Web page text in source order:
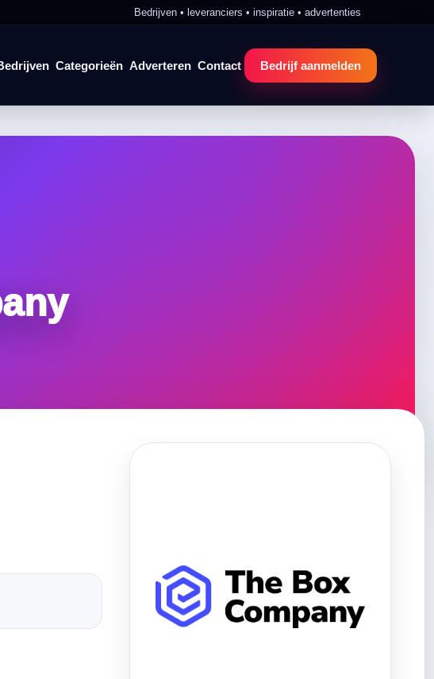
Bedrijven • leveranciers • inspiratie • advertenties
Categorieën Adverteren Contact Bedrijf aanmelden